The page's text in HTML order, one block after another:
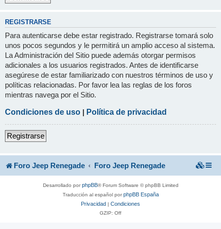
REGISTRARSE
Para autenticarse debe estar registrado. Registrarse tomará solo
unos pocos segundos y le permitirá un amplio acceso al sistema.
La Administración del Sitio puede además otorgar permisos
adicionales a los usuarios registrados. Antes de identificarse
asegúrese de estar familiarizado con nuestros términos de uso y
políticas relacionadas. Por favor lea las reglas de los foros
mientras navega por el Sitio.
Condiciones de uso | Política de privacidad
Registrarse
Foro Jeep Renegade Foro Jeep Renegade
Desarrollado porphpBB® Forum Software © phpBB Limited
Traducción al español porphpBB España
Privacidad | Condiciones
GZIP: Off